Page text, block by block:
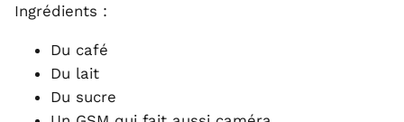
Ingrédients :
Du café
Du lait
Du sucre